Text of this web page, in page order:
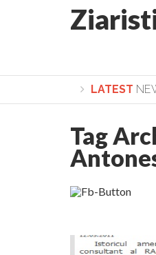
LATEST
Lepădarea de
Tag